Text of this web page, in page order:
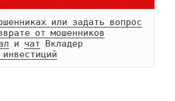
или задать вопрос
от мошенников
и чат